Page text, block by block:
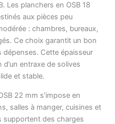
Les planchers en OSB 18
aux pièces peu
: chambres, bureaux,
Ce choix garantit un bon
Cette épaisseur
d’un entraxe de solives
et stable.
22 mm s’impose en
salles à manger, cuisines et
supportent des charges